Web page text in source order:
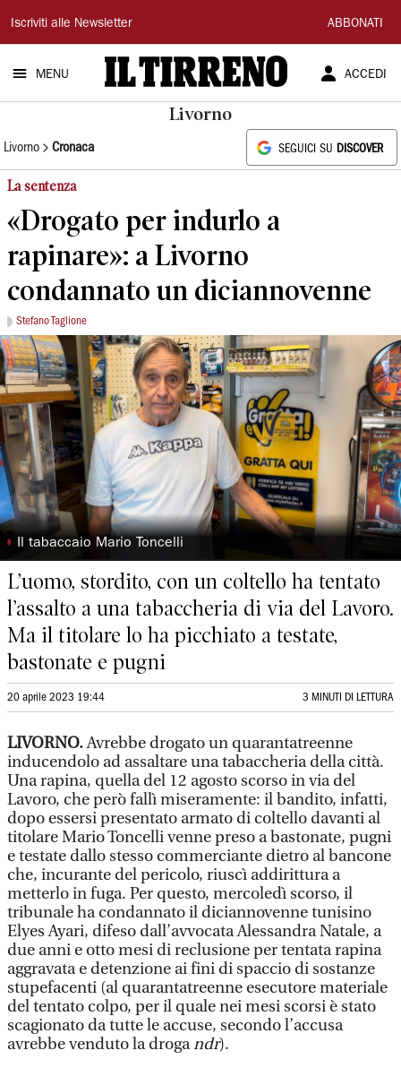
Il
Tirreno
Iscriviti alle Newsletter ABBONATI
MENU ACCEDI
Livorno
Livorno Cronaca SEGUICI SU DISCOVER
La sentenza
«Drogato per indurlo a
rapinare»: a Livorno
condannato un diciannovenne
Stefano Taglione
◗ Il tabaccaio Mario Toncelli
L’uomo, stordito, con un coltello ha tentato
l’assalto a una tabaccheria di via del Lavoro.
Ma il titolare lo ha picchiato a testate,
bastonate e pugni
20 aprile 2023 19:44 3 MINUTI DI LETTURA
LIVORNO.Avrebbe drogato un quarantatreenne
inducendolo ad assaltare una tabaccheria della città.
Una rapina, quella del 12 agosto scorso in via del
Lavoro, che però fallì miseramente: il bandito, infatti,
dopo essersi presentato armato di coltello davanti al
titolare Mario Toncelli venne preso a bastonate, pugni
e testate dallo stesso commerciante dietro al bancone
che, incurante del pericolo, riuscì addirittura a
metterlo in fuga. Per questo, mercoledì scorso, il
tribunale ha condannato il diciannovenne tunisino
Elyes Ayari, difeso dall’avvocata Alessandra Natale, a
due anni e otto mesi di reclusione per tentata rapina
aggravata e detenzione ai fini di spaccio di sostanze
stupefacenti (al quarantatreenne esecutore materiale
del tentato colpo, per il quale nei mesi scorsi è stato
scagionato da tutte le accuse, secondo l’accusa
avrebbe venduto la drogandr).